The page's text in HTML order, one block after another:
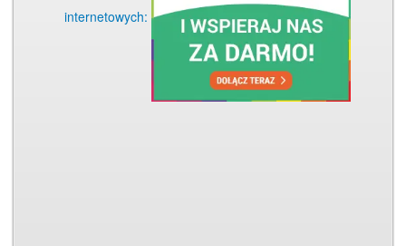
internetowych: